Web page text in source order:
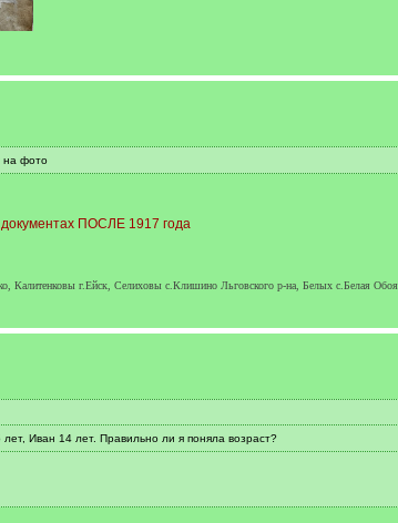
на фото
документах ПОСЛЕ 1917 года
Калитенковы г.Ейск, Селиховы с.Клишино Льговского р-на, Белых с.Белая
Иван 14 лет. Правильно ли я поняла возраст?